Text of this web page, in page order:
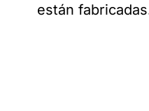
están